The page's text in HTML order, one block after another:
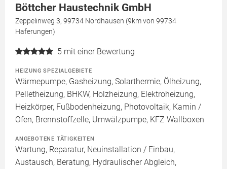
Böttcher Haustechnik GmbH
Zeppelinweg 3, 99734 Nordhausen (9km von 99734
Haferungen)
5 mit einer Bewertung
HEIZUNG SPEZIALGEBIETE
Wärmepumpe, Gasheizung, Solarthermie, Ölheizung,
Pelletheizung, BHKW, Holzheizung, Elektroheizung,
Heizkörper, Fußbodenheizung, Photovoltaik, Kamin /
Ofen, Brennstoffzelle, Umwälzpumpe, KFZ Wallboxen
ANGEBOTENE TÄTIGKEITEN
Wartung, Reparatur, Neuinstallation / Einbau,
Austausch, Beratung, Hydraulischer Abgleich,